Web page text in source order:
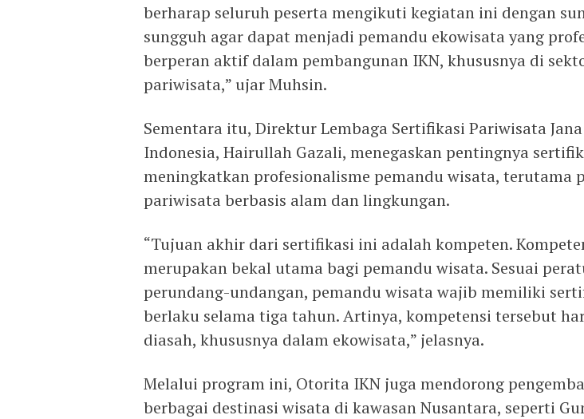
berharap seluruh peserta mengikuti kegiatan ini dengan
sungguh agar dapat menjadi pemandu ekowisata yang
berperan aktif dalam pembangunan IKN, khususnya di
pariwisata,” ujar Muhsin.
Sementara itu, Direktur Lembaga Sertifikasi Pariwisata
Indonesia, Hairullah Gazali, menegaskan pentingnya
meningkatkan profesionalisme pemandu wisata, terutama
pariwisata berbasis alam dan lingkungan.
“Tujuan akhir dari sertifikasi ini adalah kompeten.
merupakan bekal utama bagi pemandu wisata. Sesuai
perundang-undangan, pemandu wisata wajib memiliki
berlaku selama tiga tahun. Artinya, kompetensi tersebut
diasah, khususnya dalam ekowisata,” jelasnya.
Melalui program ini, Otorita IKN juga mendorong
berbagai destinasi wisata di kawasan Nusantara, seperti